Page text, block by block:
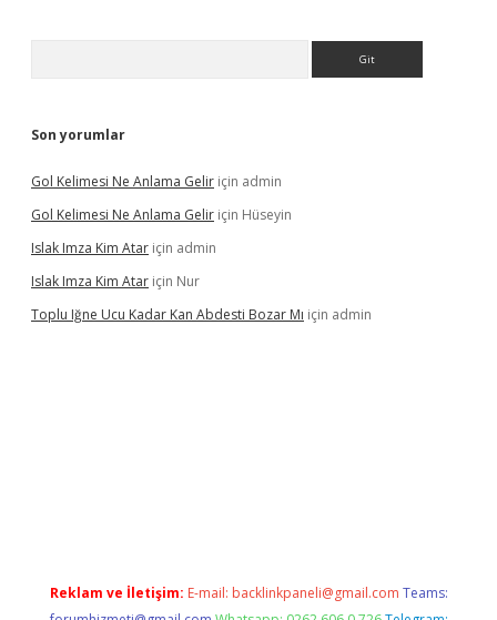
Son yorumlar
Gol Kelimesi Ne Anlama Gelir için admin
Gol Kelimesi Ne Anlama Gelir için Hüseyin
Islak Imza Kim Atar için admin
Islak Imza Kim Atar için Nur
Toplu Iğne Ucu Kadar Kan Abdesti Bozar Mı için admin
Reklam ve İletişim: E-mail: backlinkpaneli@gmail.com Teams: